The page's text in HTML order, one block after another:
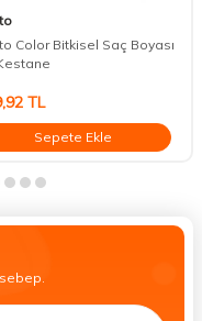
Color Bitkisel Saç Boyası
TL
Sepete Ekle